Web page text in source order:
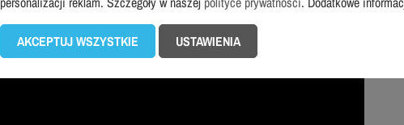
AKCEPTUJ WSZYSTKIE USTAWIENIA